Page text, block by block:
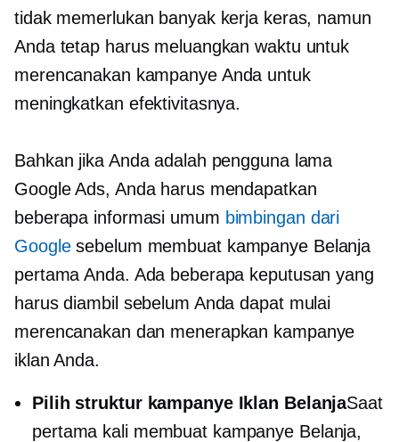
tidak memerlukan banyak kerja keras, namun
Anda tetap harus meluangkan waktu untuk
merencanakan kampanye Anda untuk
meningkatkan efektivitasnya.
Bahkan jika Anda adalah pengguna lama
Google Ads, Anda harus mendapatkan
beberapa informasi umum bimbingan dari
Googlesebelum membuat kampanye Belanja
pertama Anda. Ada beberapa keputusan yang
harus diambil sebelum Anda dapat mulai
merencanakan dan menerapkan kampanye
iklan Anda.
Pilih struktur kampanye Iklan BelanjaSaat
pertama kali membuat kampanye Belanja,